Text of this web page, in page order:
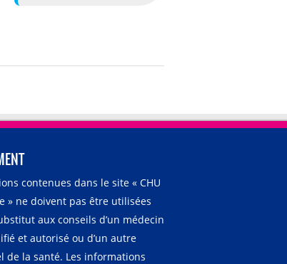
contenues dans le site « CHU
» ne doivent pas être utilisées
aux conseils d’un médecin
et autorisé ou d’un autre
de la santé. Les informations